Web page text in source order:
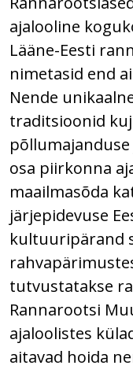
ajalooline
Lääne-Eesti
nimetasid end
Nende
traditsioonid
osa piirkonna
maailmasõda
järjepidevuse
kultuuripärand
tutvustatakse
Rannarootsi
ajaloolistes
aitavad hoida